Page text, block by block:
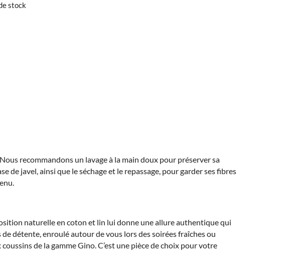
stock
recommandons un lavage à la main doux pour préserver sa
javel, ainsi que le séchage et le repassage, pour garder ses fibres
naturelle en coton et lin lui donne une allure authentique qui
détente, enroulé autour de vous lors des soirées fraîches ou
de la gamme Gino. C’est une pièce de choix pour votre